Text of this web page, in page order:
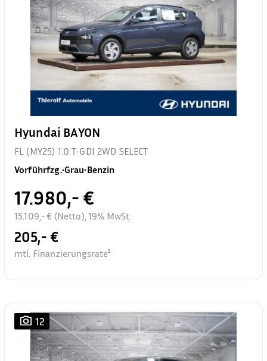
Hyundai BAYON
FL (MY25) 1.0 T-GDI 2WD SELECT
Vorführfzg.•Grau•Benzin
17.980,- €
15.109,- € (Netto), 19% MwSt.
205,- €
mtl. Finanzierungsrate²
12